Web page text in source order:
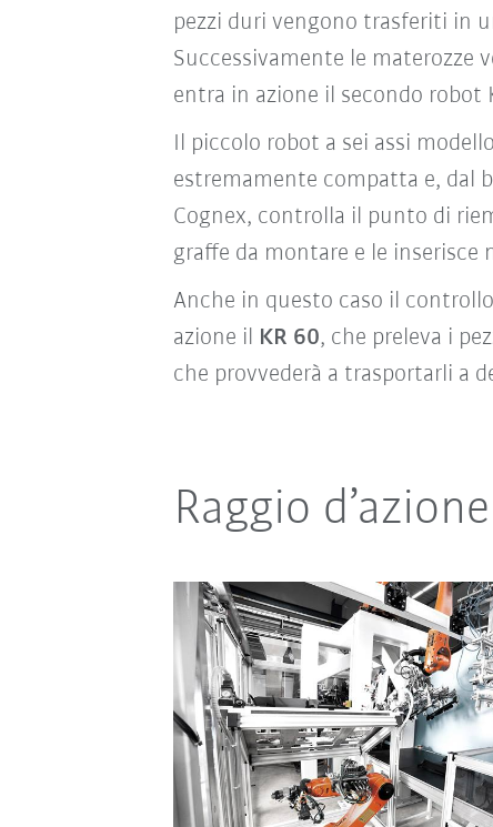
pezzi duri vengono trasferiti in
Successivamente le materozze
entra in azione il secondo robot
Il piccolo robot a sei assi modello
estremamente compatta e, dal
Cognex, controlla il punto di
graffe da montare e le inserisce
Anche in questo caso il
azione il KR 60, che preleva i
che provvederà a trasportarli a
Raggio